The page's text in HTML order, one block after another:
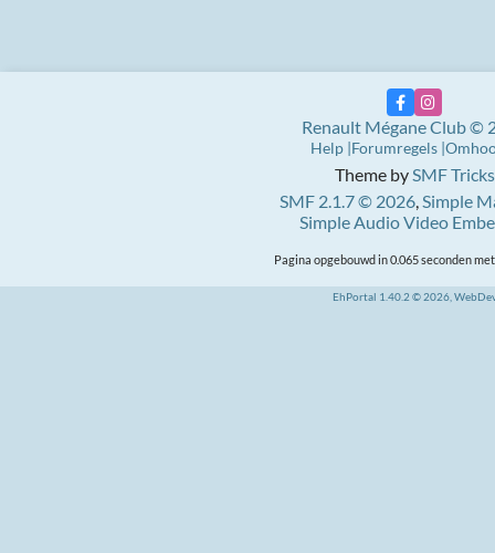
Theme bySMF Tricks
SMF 2.1.7 © 2026,Simple
Simple Audio Video
Renault Mégane Club ©
Help Forumregels
Pagina opgebouwd in 0.065 seconden
EhPortal 1.40.2 © 2026,